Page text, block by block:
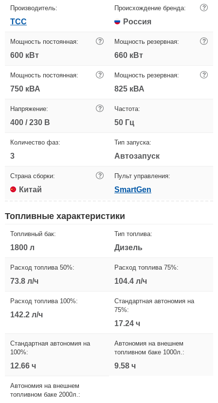
Производитель:
ТСС
Происхождение бренда: ?
Россия
Мощность постоянная: ?
600 кВт
Мощность резервная: ?
660 кВт
Мощность постоянная: ?
750 кВА
Мощность резервная: ?
825 кВА
Напряжение: ?
400 / 230 В
Частота:
50 Гц
Количество фаз:
3
Тип запуска:
Автозапуск
Страна сборки: ?
Китай
Пульт управления:
SmartGen
Топливные характеристики
Топливный бак:
1800 л
Тип топлива:
Дизель
Расход топлива 50%:
73.8 л/ч
Расход топлива 75%:
104.4 л/ч
Расход топлива 100%:
142.2 л/ч
Стандартная автономия на
75%:
17.24 ч
Стандартная автономия на
100%:
12.66 ч
Автономия на внешнем
топливном баке 1000л.:
9.58 ч
Автономия на внешнем
топливном баке 2000л.: